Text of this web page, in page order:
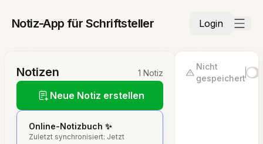
Notiz-App für Schriftsteller Login
Notizen 1 Notiz
Neue Notiz erstellen
Online-Notizbuch ✨
Zuletzt synchronisiert: Jetzt
Nicht
gespeichert